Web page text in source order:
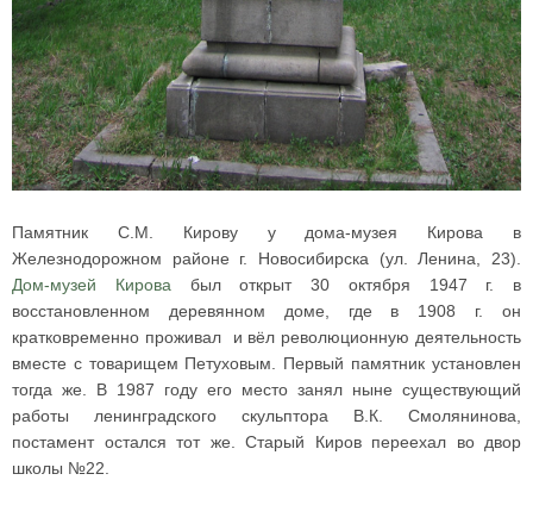
Памятник С.М. Кирову у дома-музея Кирова в
Железнодорожном районе г. Новосибирска (ул. Ленина, 23).
Дом-музей Кирова был открыт 30 октября 1947 г. в
восстановленном деревянном доме, где в 1908 г. он
кратковременно проживал и вёл революционную деятельность
вместе с товарищем Петуховым. Первый памятник установлен
тогда же. В 1987 году его место занял ныне существующий
работы ленинградского скульптора В.К. Смолянинова,
постамент остался тот же. Старый Киров переехал во двор
школы №22.